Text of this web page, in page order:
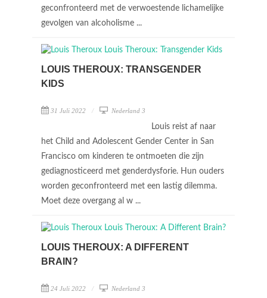
geconfronteerd met de verwoestende lichamelijke
gevolgen van alcoholisme ...
LOUIS THEROUX: TRANSGENDER
KIDS
31 Juli 2022 Nederland 3
Louis reist af naar
het Child and Adolescent Gender Center in San
Francisco om kinderen te ontmoeten die zijn
gediagnosticeerd met genderdysforie. Hun ouders
worden geconfronteerd met een lastig dilemma.
Moet deze overgang al w ...
LOUIS THEROUX: A DIFFERENT
BRAIN?
24 Juli 2022 Nederland 3